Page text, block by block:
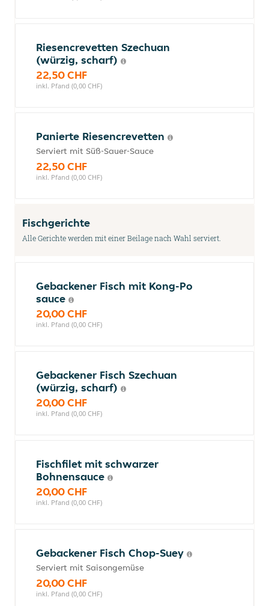
Riesencrevetten Szechuan
(würzig, scharf)
22,50 CHF
inkl. Pfand (0,00 CHF)
Panierte Riesencrevetten
Serviert mit Süß-Sauer-Sauce
22,50 CHF
inkl. Pfand (0,00 CHF)
Fischgerichte
Alle Gerichte werden mit einer Beilage nach Wahl serviert.
Gebackener Fisch mit Kong-Po
sauce
20,00 CHF
inkl. Pfand (0,00 CHF)
Gebackener Fisch Szechuan
(würzig, scharf)
20,00 CHF
inkl. Pfand (0,00 CHF)
Fischfilet mit schwarzer
Bohnensauce
20,00 CHF
inkl. Pfand (0,00 CHF)
Gebackener Fisch Chop-Suey
Serviert mit Saisongemüse
20,00 CHF
inkl. Pfand (0,00 CHF)